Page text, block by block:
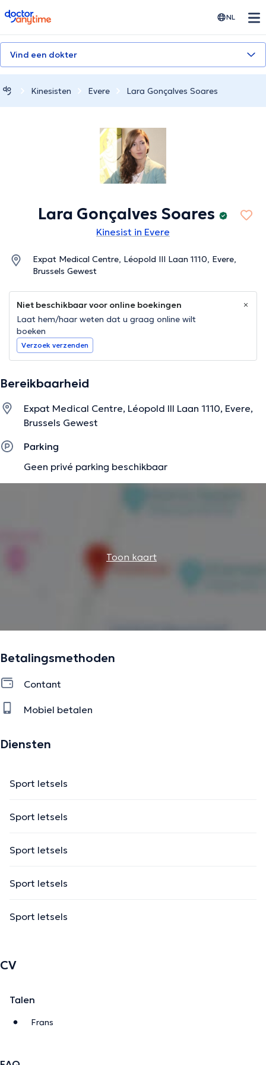
doctoranytime NL
Vind een dokter
Kinesisten Evere Lara Gonçalves Soares
Lara Gonçalves Soares
Kinesist in Evere
Expat Medical Centre, Léopold III Laan 1110, Evere,
Brussels Gewest
Niet beschikbaar voor online boekingen
Laat hem/haar weten dat u graag online wilt
boeken
Verzoek verzenden
Bereikbaarheid
Expat Medical Centre, Léopold III Laan 1110, Evere,
Brussels Gewest
Parking
Geen privé parking beschikbaar
Toon kaart
Betalingsmethoden
Contant
Mobiel betalen
Diensten
Sport letsels
Sport letsels
Sport letsels
Sport letsels
Sport letsels
CV
Talen
Frans